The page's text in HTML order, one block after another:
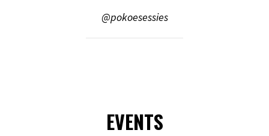
@pokoesessies
EVENTS